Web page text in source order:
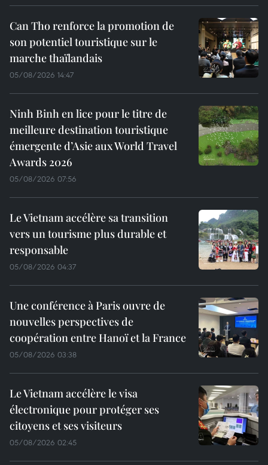
Can Tho renforce la promotion de
son potentiel touristique sur le
marche thaïlandais
05/08/2026 14:47
Ninh Binh en lice pour le titre de
meilleure destination touristique
émergente d’Asie aux World Travel
Awards 2026
05/08/2026 07:56
Le Vietnam accélère sa transition
vers un tourisme plus durable et
responsable
05/08/2026 04:37
Une conférence à Paris ouvre de
nouvelles perspectives de
coopération entre Hanoï et la France
05/08/2026 03:38
Le Vietnam accélère le visa
électronique pour protéger ses
citoyens et ses visiteurs
05/08/2026 02:45